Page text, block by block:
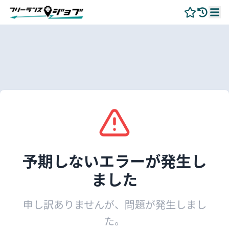
予期しないエラーが発生し
ました
申し訳ありませんが、問題が発生しまし
た。